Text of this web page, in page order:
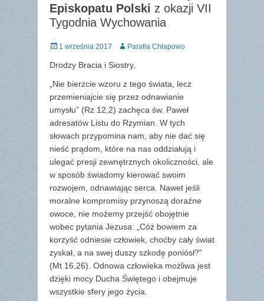
Episkopatu Polski z okazji VII
Tygodnia Wychowania
Posted
1 września 2017 AuthorParafia Chłapowo
Drodzy Bracia i Siostry,
„Nie bierzcie wzoru z tego świata, lecz
przemieniajcie się przez odnawianie
umysłu” (Rz 12,2) zachęca św. Paweł
adresatów Listu do Rzymian. W tych
słowach przypomina nam, aby nie dać się
nieść prądom, które na nas oddziałują i
ulegać presji zewnętrznych okoliczności, ale
w sposób świadomy kierować swoim
rozwojem, odnawiając serca. Nawet jeśli
moralne kompromisy przynoszą doraźne
owoce, nie możemy przejść obojętnie
wobec pytania Jezusa: „Cóż bowiem za
korzyść odniesie człowiek, choćby cały świat
zyskał, a na swej duszy szkodę poniósł?”
(Mt 16,26). Odnowa człowieka możliwa jest
dzięki mocy Ducha Świętego i obejmuje
wszystkie sfery jego życia.